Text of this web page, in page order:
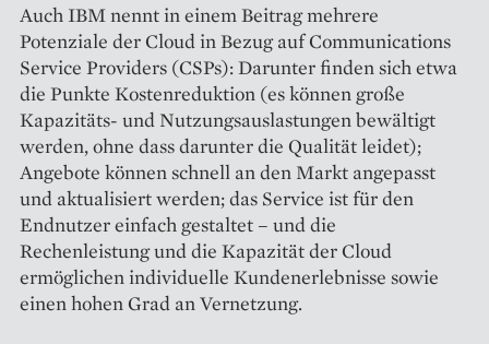
Auch IBM nennt in einem Beitrag mehrere
Potenziale der Cloud in Bezug auf Communications
Service Providers (CSPs): Darunter finden sich etwa
die Punkte Kostenreduktion (es können große
Kapazitäts- und Nutzungsauslastungen bewältigt
werden, ohne dass da­runter die Qualität leidet);
Angebote können schnell an den Markt angepasst
und aktualisiert werden; das Service ist für den
Endnutzer einfach gestaltet – und die
Rechenleistung und die Kapazität der Cloud
ermöglichen individuelle Kunden­erlebnisse sowie
einen hohen Grad an Vernetzung.